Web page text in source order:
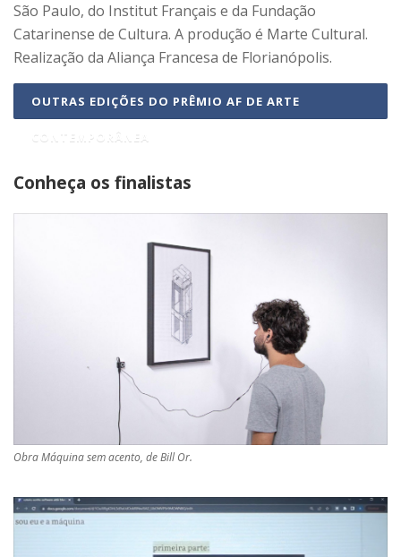
São Paulo, do Institut Français e da Fundação
Catarinense de Cultura. A produção é Marte Cultural.
Realização da Aliança Francesa de Florianópolis.
OUTRAS EDIÇÕES DO PRÊMIO AF DE ARTE
CONTEMPORÂNEA
Conheça os finalistas
Obra Máquina sem acento, de Bill Or.